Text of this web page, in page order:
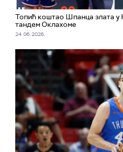
Топић коштао Шпанца злата у
тандем Оклахоме
24. 06. 2026.